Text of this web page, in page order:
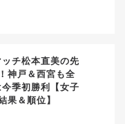
チ松本直美の先
神戸＆西宮も全
季初勝利【女子
果＆順位】